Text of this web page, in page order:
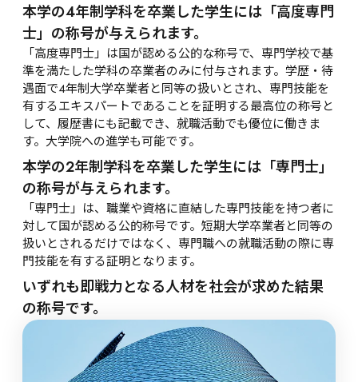
本学の4年制学科を卒業した学生には「高度専門
士」の称号が与えられます。
「高度専門士」は国が認める公的な称号で、専門学校で基
準を満たした学科の卒業者のみに付与されます。学歴・待
遇面で4年制大学卒業者と同等の扱いとされ、専門技能を
有するエキスパートであることを証明する最高位の称号と
して、履歴書にも記載でき、就職活動でも優位に働きま
す。大学院への進学も可能です。
本学の2年制学科を卒業した学生には「専門士」
の称号が与えられます。
「専門士」は、職業や資格に直結した専門技能を持つ者に
対して国が認める公的称号です。短期大学卒業者と同等の
扱いとされるだけではなく、専門職への就職活動の際に専
門技能を有する証明となります。
いずれも即戦力となる人材を社会が求めた結果
の称号です。